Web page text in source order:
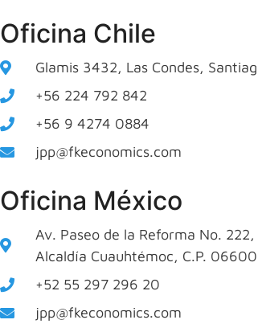
Oficina Chile
Glamis 3432, Las Condes,
+56 224 792 842
+56 9 4274 0884
jpp@fkeconomics.com
Oficina México
Av. Paseo de la Reforma No.
Alcaldía Cuauhtémoc, C.P.
+52 55 297 296 20
jpp@fkeconomics.com